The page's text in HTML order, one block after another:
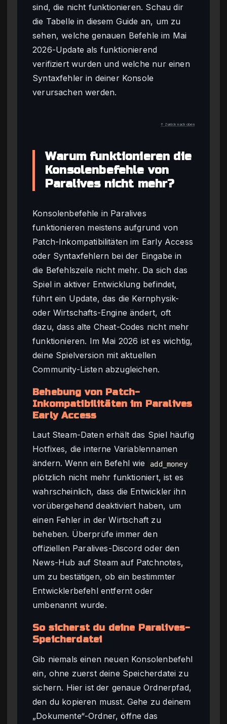
sind, die nicht funktionieren. Schau dir
die Tabelle in diesem Guide an, um zu
sehen, welche genauen Befehle im Mai
2026-Update als funktionierend
verifiziert wurden und welche nur einen
Syntaxfehler in deiner Konsole
verursachen werden.
↑ Zurück nach oben
Warum funktionieren die
Konsolenbefehle von
Paralives nicht mehr?
Konsolenbefehle in Paralives
funktionieren meistens aufgrund von
Patch-Inkompatibilitäten im Early Access
oder Syntaxfehlern bei der Eingabe in
die Befehlszeile nicht mehr. Da sich das
Spiel in aktiver Entwicklung befindet,
führt ein Update, das die Kernphysik-
oder Wirtschafts-Engine ändert, oft
dazu, dass alte Cheat-Codes nicht mehr
funktionieren. Im Mai 2026 ist es wichtig,
deine Spielversion mit aktuellen
Community-Listen abzugleichen.
Behebung von Patch-
Inkompatibilitäten im Paralives
Early Access
Laut Steam-Daten erhält das Spiel häufig
Hotfixes, die interne Variablennamen
ändern. Wenn ein Befehl wie
add_money
plötzlich nicht mehr funktioniert, ist es
wahrscheinlich, dass die Entwickler ihn
vorübergehend deaktiviert haben, um
einen Fehler in der Wirtschaft zu
beheben. Überprüfe immer den
offiziellen Paralives-Discord oder den
News-Hub auf Steam auf Patchnotes,
um zu bestätigen, ob ein bestimmter
Entwicklerbefehl entfernt oder
umbenannt wurde.
So sicherst du deine Paralives-
Speicherdatei
Gib niemals einen neuen Konsolenbefehl
ein, ohne zuerst deine Speicherdatei zu
sichern. Hier ist der genaue Ordnerpfad,
den du kopieren musst. Gehe zu deinem
„Dokumente“-Ordner, öffne das